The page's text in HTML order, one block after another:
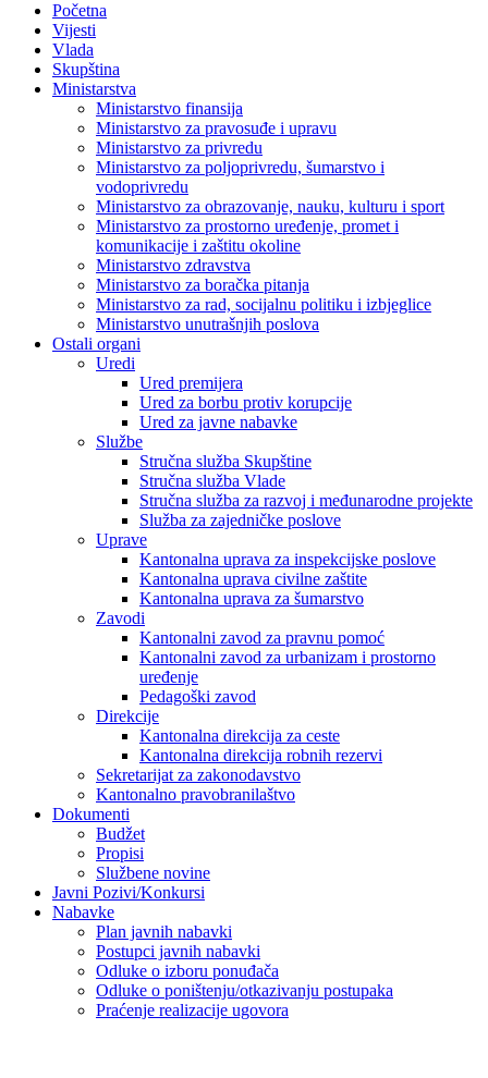
Početna
Vijesti
Vlada
Skupština
Ministarstva
Ministarstvo finansija
Ministarstvo za pravosuđe i upravu
Ministarstvo za privredu
Ministarstvo za poljoprivredu, šumarstvo i
vodoprivredu
Ministarstvo za obrazovanje, nauku, kulturu i sport
Ministarstvo za prostorno uređenje, promet i
komunikacije i zaštitu okoline
Ministarstvo zdravstva
Ministarstvo za boračka pitanja
Ministarstvo za rad, socijalnu politiku i izbjeglice
Ministarstvo unutrašnjih poslova
Ostali organi
Uredi
Ured premijera
Ured za borbu protiv korupcije
Ured za javne nabavke
Službe
Stručna služba Skupštine
Stručna služba Vlade
Stručna služba za razvoj i međunarodne projekte
Služba za zajedničke poslove
Uprave
Kantonalna uprava za inspekcijske poslove
Kantonalna uprava civilne zaštite
Kantonalna uprava za šumarstvo
Zavodi
Kantonalni zavod za pravnu pomoć
Kantonalni zavod za urbanizam i prostorno
uređenje
Pedagoški zavod
Direkcije
Kantonalna direkcija za ceste
Kantonalna direkcija robnih rezervi
Sekretarijat za zakonodavstvo
Kantonalno pravobranilaštvo
Dokumenti
Budžet
Propisi
Službene novine
Javni Pozivi/Konkursi
Nabavke
Plan javnih nabavki
Postupci javnih nabavki
Odluke o izboru ponuđača
Odluke o poništenju/otkazivanju postupaka
Praćenje realizacije ugovora